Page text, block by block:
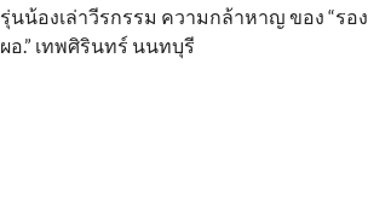
รุ่นน้องเล่าวีรกรรม ความกล้าหาญ ของ “รอง
ผอ.” เทพศิรินทร์ นนทบุรี